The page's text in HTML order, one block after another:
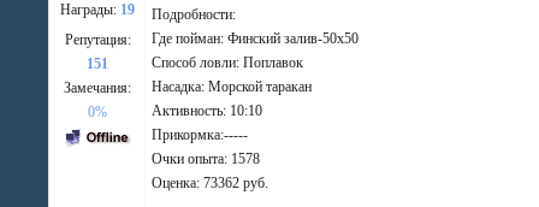
Награды: 19
Репутация:
151
Замечания:
0%
Подробности:
Где пойман: Финский залив-50х50
Способ ловли: Поплавок
Насадка: Морской таракан
Активность: 10:10
Прикормка:-----
Очки опыта: 1578
Оценка: 73362 руб.